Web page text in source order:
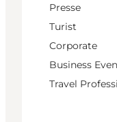
Presse
Turist
Corporate
Business
Travel